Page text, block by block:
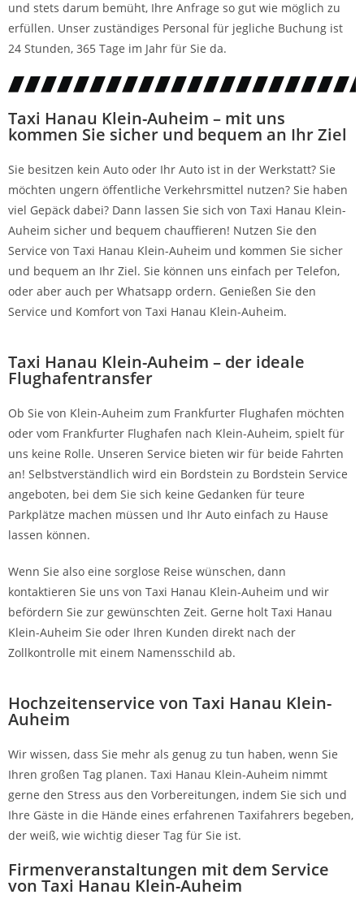
und stets darum bemüht, Ihre Anfrage so gut wie möglich zu
erfüllen. Unser zuständiges Personal für jegliche Buchung ist
24 Stunden, 365 Tage im Jahr für Sie da.
Taxi Hanau Klein-Auheim – mit uns
kommen Sie sicher und bequem an Ihr Ziel
Sie besitzen kein Auto oder Ihr Auto ist in der Werkstatt? Sie
möchten ungern öffentliche Verkehrsmittel nutzen? Sie haben
viel Gepäck dabei? Dann lassen Sie sich von Taxi Hanau Klein-
Auheim sicher und bequem chauffieren! Nutzen Sie den
Service von Taxi Hanau Klein-Auheim und kommen Sie sicher
und bequem an Ihr Ziel. Sie können uns einfach per Telefon,
oder aber auch per Whatsapp ordern. Genießen Sie den
Service und Komfort von Taxi Hanau Klein-Auheim.
Taxi Hanau Klein-Auheim – der ideale
Flughafentransfer
Ob Sie von Klein-Auheim zum Frankfurter Flughafen möchten
oder vom Frankfurter Flughafen nach Klein-Auheim, spielt für
uns keine Rolle. Unseren Service bieten wir für beide Fahrten
an! Selbstverständlich wird ein Bordstein zu Bordstein Service
angeboten, bei dem Sie sich keine Gedanken für teure
Parkplätze machen müssen und Ihr Auto einfach zu Hause
lassen können.
Wenn Sie also eine sorglose Reise wünschen, dann
kontaktieren Sie uns von Taxi Hanau Klein-Auheim und wir
befördern Sie zur gewünschten Zeit. Gerne holt Taxi Hanau
Klein-Auheim Sie oder Ihren Kunden direkt nach der
Zollkontrolle mit einem Namensschild ab.
Hochzeitenservice von Taxi Hanau Klein-
Auheim
Wir wissen, dass Sie mehr als genug zu tun haben, wenn Sie
Ihren großen Tag planen. Taxi Hanau Klein-Auheim nimmt
gerne den Stress aus den Vorbereitungen, indem Sie sich und
Ihre Gäste in die Hände eines erfahrenen Taxifahrers begeben,
der weiß, wie wichtig dieser Tag für Sie ist.
Firmenveranstaltungen mit dem Service
von Taxi Hanau Klein-Auheim